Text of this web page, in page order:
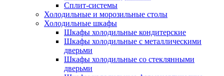
Сплит-системы
Холодильные и морозильные столы
Холодильные шкафы
Шкафы холодильные кондитерские
Шкафы холодильные с металлическими
дверьми
Шкафы холодильные со стеклянными
дверьми